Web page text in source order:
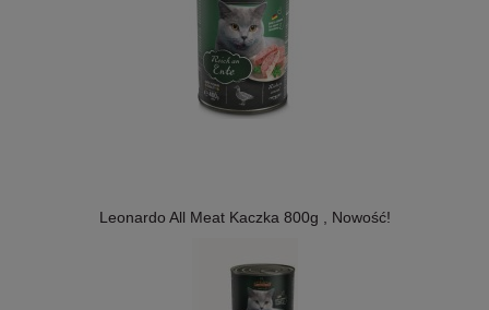
Leonardo All Meat Kaczka 800g , Nowość!